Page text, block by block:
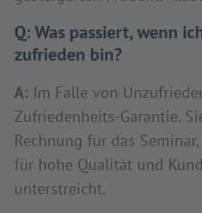
Q:Was passiert, wenn
zufrieden bin?
A: Im Falle von
Zufriedenheits-Garantie.
Rechnung für das
für hohe Qualität und
unterstreicht.